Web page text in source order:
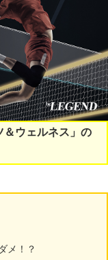
＆ウェルネス」の
メ！？